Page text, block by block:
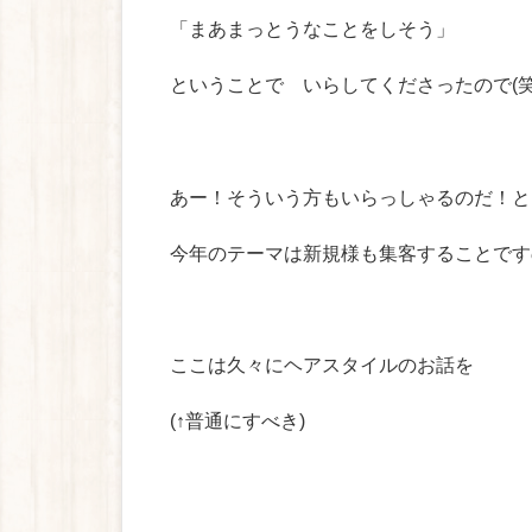
「まあまっとうなことをしそう」
ということで いらしてくださったので(
あー！そういう方もいらっしゃるのだ！と
今年のテーマは新規様も集客することで
ここは久々にヘアスタイルのお話を
(↑普通にすべき)